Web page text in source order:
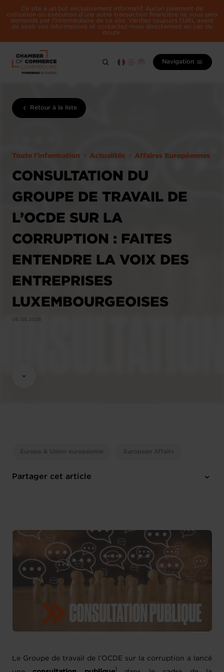
Ce site a un but exclusivement informatif. Aucun paiement de
cotisation ou exécution d'une autre transaction financière ne vous sera
demandé par l'intermédiaire de ce site. Vérifiez toujours l'URL avant
de saisir vos informations et contactez-nous directement en cas de
doute.
Navigation
Retour à la liste
Toute l'information Actualités Affaires Européennes
CONSULTATION DU
GROUPE DE TRAVAIL DE
L’OCDE SUR LA
CORRUPTION : FAITES
ENTENDRE LA VOIX DES
ENTREPRISES
LUXEMBOURGEOISES
06.05.2026
Europe & Union européenne European Affairs
Partager cet article
Le Groupe de travail de l’OCDE sur la corruption a lancé
1